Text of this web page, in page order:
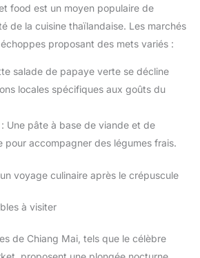
food est un moyen populaire de
de la cuisine thaïlandaise. Les marchés
proposant des mets variés :
salade de papaye verte se décline
locales spécifiques aux goûts du
: Une pâte à base de viande et de
pour accompagner des légumes frais.
voyage culinaire après le crépuscule
à visiter
de Chiang Mai, tels que le célèbre